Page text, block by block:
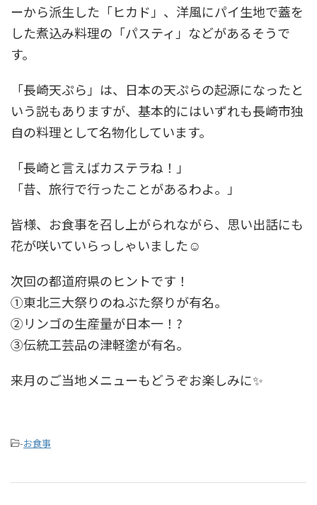
ーから派生した「ヒカド」、洋風にパイ生地で蓋を
した煮込み料理の「パスティ」などがあるそうで
す。
「長崎天ぷら」は、日本の天ぷらの起源になったと
いう説もありますが、基本的にはいずれも長崎市独
自の料理として名物化しています。
「長崎と言えばカステラね！」
「昔、旅行で行ったことがあるわよ。」
皆様、お食事を召し上がられながら、思い出話にも
花が咲いていらっしゃいました☺️
次回の都道府県のヒントです！
①東北三大祭りのねぶた祭りが有名。
②リンゴの生産量が日本一！?
③伝統工芸品の津軽塗が有名。
来月のご当地メニューもどうぞお楽しみに✨
-お食事